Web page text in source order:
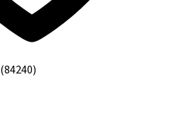
(84240)